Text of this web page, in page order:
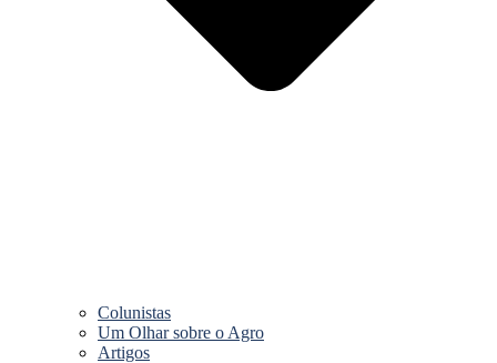
Colunistas
Um Olhar sobre o Agro
Artigos